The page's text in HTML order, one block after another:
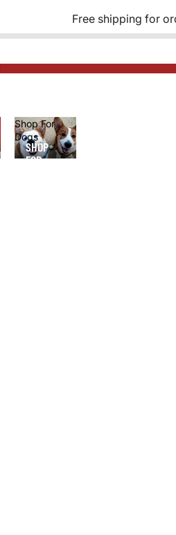
Free shipping for
Shop For
Dogs
SHOP
FOR